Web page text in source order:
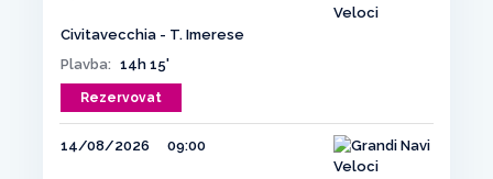
Civitavecchia - T. Imerese
Plavba: 14h 15'
Rezervovat
14/08/2026 09:00